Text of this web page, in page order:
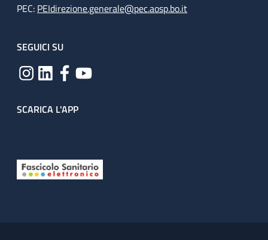
PEC: PEIdirezione.generale@pec.aosp.bo.it
SEGUICI SU
SCARICA L'APP